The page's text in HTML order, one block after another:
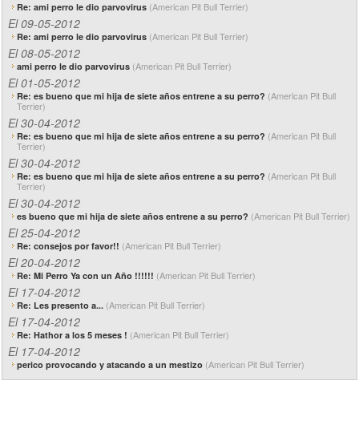
Re: ami perro le dio parvovirus (American Pit Bull Terrier)
El 09-05-2012
Re: ami perro le dio parvovirus (American Pit Bull Terrier)
El 08-05-2012
ami perro le dio parvovirus (American Pit Bull Terrier)
El 01-05-2012
Re: es bueno que mi hija de siete años entrene a su perro? (American Pit Bull
Terrier)
El 30-04-2012
Re: es bueno que mi hija de siete años entrene a su perro? (American Pit Bull
Terrier)
El 30-04-2012
Re: es bueno que mi hija de siete años entrene a su perro? (American Pit Bull
Terrier)
El 30-04-2012
es bueno que mi hija de siete años entrene a su perro? (American Pit Bull Terrier)
El 25-04-2012
Re: consejos por favor!! (American Pit Bull Terrier)
El 20-04-2012
Re: Mi Perro Ya con un Año !!!!!! (American Pit Bull Terrier)
El 17-04-2012
Re: Les presento a... (American Pit Bull Terrier)
El 17-04-2012
Re: Hathor a los 5 meses ! (American Pit Bull Terrier)
El 17-04-2012
perico provocando y atacando a un mestizo (American Pit Bull Terrier)